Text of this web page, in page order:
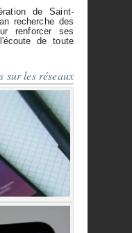
de Saint-
recherche des
renforcer ses
de toute
sur les réseaux